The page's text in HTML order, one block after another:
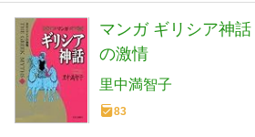
マンガ ギリシア神
の激情
里中満智子
83